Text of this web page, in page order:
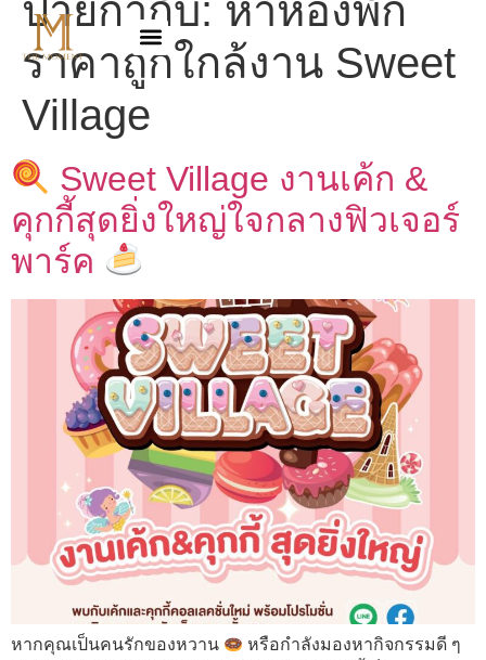
ป้ายกำกับ: หาห้องพัก
ราคาถูกใกล้งาน Sweet
Village
Sweet Village งานเค้ก &
คุกกี้สุดยิ่งใหญ่ใจกลางฟิวเจอร์
พาร์ค
หากคุณเป็นคนรักของหวาน
หรือกำลังมองหากิจกรรมดี ๆ